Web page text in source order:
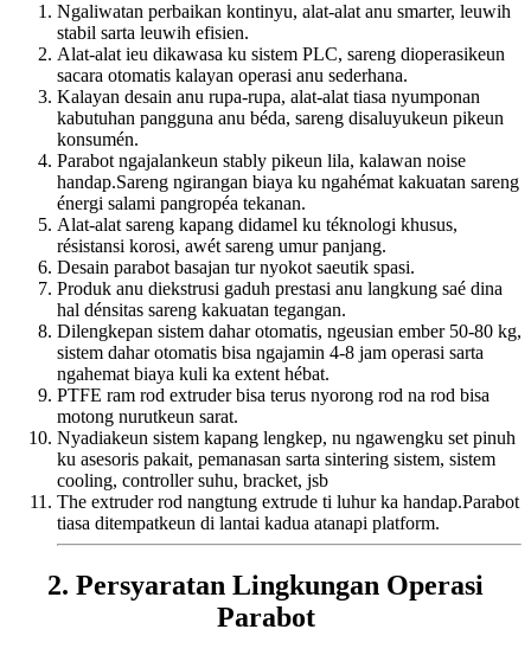
Ngaliwatan perbaikan kontinyu, alat-alat anu smarter, leuwih
stabil sarta leuwih efisien.
Alat-alat ieu dikawasa ku sistem PLC, sareng dioperasikeun
sacara otomatis kalayan operasi anu sederhana.
Kalayan desain anu rupa-rupa, alat-alat tiasa nyumponan
kabutuhan pangguna anu béda, sareng disaluyukeun pikeun
konsumén.
Parabot ngajalankeun stably pikeun lila, kalawan noise
handap.Sareng ngirangan biaya ku ngahémat kakuatan sareng
énergi salami pangropéa tekanan.
Alat-alat sareng kapang didamel ku téknologi khusus,
résistansi korosi, awét sareng umur panjang.
Desain parabot basajan tur nyokot saeutik spasi.
Produk anu diekstrusi gaduh prestasi anu langkung saé dina
hal dénsitas sareng kakuatan tegangan.
Dilengkepan sistem dahar otomatis, ngeusian ember 50-80 kg,
sistem dahar otomatis bisa ngajamin 4-8 jam operasi sarta
ngahemat biaya kuli ka extent hébat.
PTFE ram rod extruder bisa terus nyorong rod na rod bisa
motong nurutkeun sarat.
Nyadiakeun sistem kapang lengkep, nu ngawengku set pinuh
ku asesoris pakait, pemanasan sarta sintering sistem, sistem
cooling, controller suhu, bracket, jsb
The extruder rod nangtung extrude ti luhur ka handap.Parabot
tiasa ditempatkeun di lantai kadua atanapi platform.
2. Persyaratan Lingkungan Operasi
Parabot